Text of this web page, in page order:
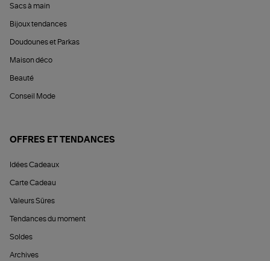
Sacs à main
Bijoux tendances
Doudounes et Parkas
Maison déco
Beauté
Conseil Mode
OFFRES ET TENDANCES
Idées Cadeaux
Carte Cadeau
Valeurs Sûres
Tendances du moment
Soldes
Archives